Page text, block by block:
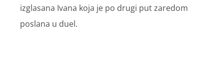
izglasana Ivana koja je po drugi put zaredom
poslana u duel.